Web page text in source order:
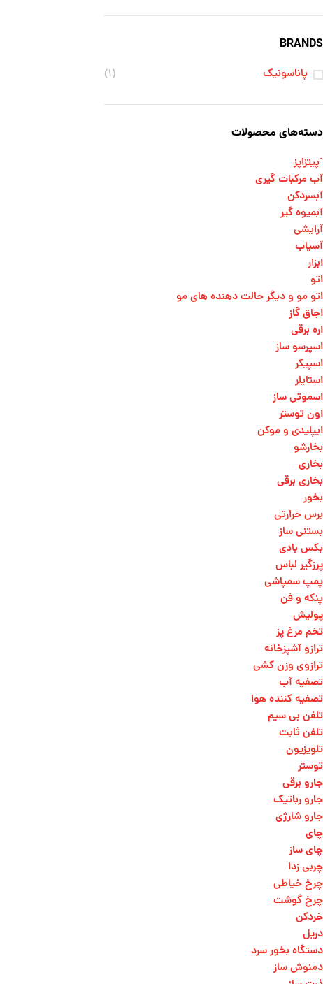
BRANDS
پاناسونیک (۱)
دسته‌های محصولات
`پیتزاپز
آب مرکبات گیری
آبسردکن
آبمیوه گیر
آرایشی
آسیاب
ابزار
اتو
اتو مو و دیگر حالت دهنده های مو​
اجاق گاز
اره برقی
اسپرسو ساز
اسپیکر
استایلر
اسموتی ساز
اون توستر
ایپلیدی و موکن
بخارشو
بخاری
بخاری برقی
بخور
برس حرارتی
بستنی ساز
بکس بادی
پرزگیر لباس
پمپ سمپاشی
پنکه و فن
پولیش
تخم مرغ پز
ترازو آشپزخانه
ترازوی وزن کشی​
تصفیه آب
تصفیه کننده هوا
تلفن بی سیم
تلفن ثابت
تلویزیون
توستر
جارو برقی
جارو رباتیک
جارو شارژی
چای
چای ساز
چربی زدا
چرخ خیاطی
چرخ گوشت
خردکن
دریل
دستگاه بخور سرد
دمنوش ساز